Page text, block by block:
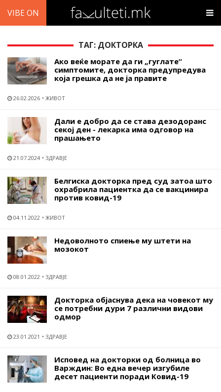
VIBE ON
ТАГ: ДОКТОРКА
Ако веќе морате да ги „гуглате“
симптомите, докторка предупредува
која грешка да не ја правите
26.02.2026 ЖИВОТ
Дали е добро да се става дезодоранс
секој ден - лекарка има одговор на
прашањето
21.07.2024 ЗДРАВЈЕ
Белгиска докторка пред суд затоа што
охрабрилa пациентка да се вакцинира
против ковид-19
04.11.2022 ЖИВОТ
Недоволното спиење му штети на
мозокот
08.01.2022 ЗДРАВЈЕ
Докторка објаснува дека на човекот му
се потребни дури 7 различни видови
одмор
23.01.2021 ЗДРАВЈЕ
Исповед на докторки од болница во
Варждин: Во една вечер изгубиле
десет пациенти поради Ковид-19